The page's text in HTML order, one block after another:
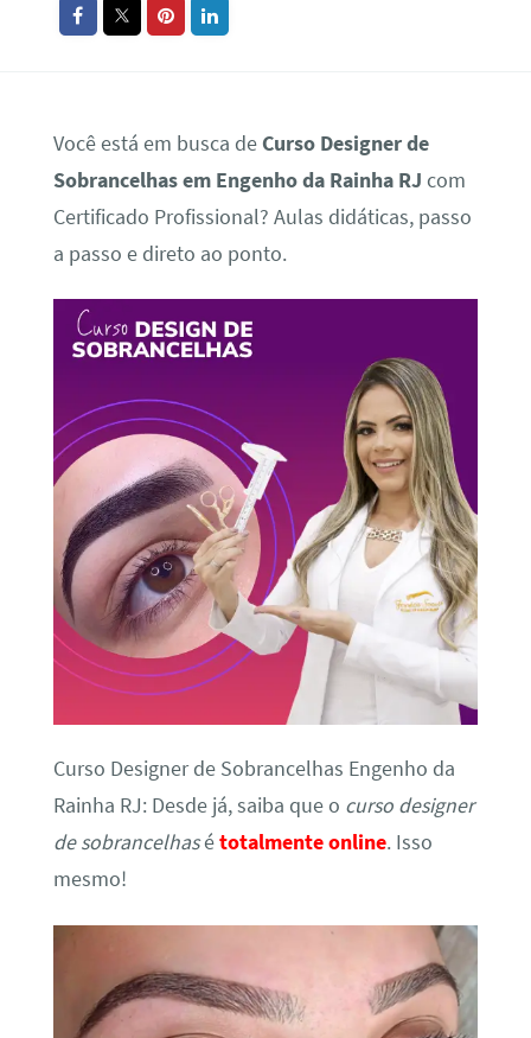
Você está em busca deCurso Designer de
Sobrancelhas em Engenho da Rainha RJ com
Certificado Profissional? Aulas didáticas, passo
a passo e direto ao ponto.
Curso Designer de Sobrancelhas Engenho da
Rainha RJ: Desde já, saiba que o curso designer
de sobrancelhasétotalmente online. Isso
mesmo!